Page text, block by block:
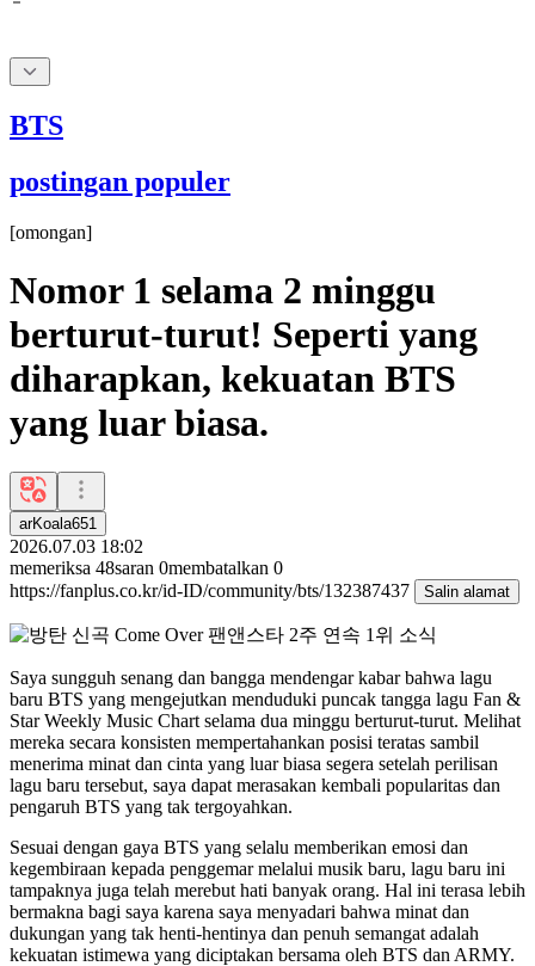
BTS
postingan populer
[omongan]
Nomor 1 selama 2 minggu
berturut-turut! Seperti yang
diharapkan, kekuatan BTS
yang luar biasa.
arKoala651
2026.07.03 18:02
memeriksa 48saran 0membatalkan 0
https://fanplus.co.kr/id-ID/community/bts/132387437
Salin alamat
Saya sungguh senang dan bangga mendengar kabar bahwa lagu
baru BTS yang mengejutkan menduduki puncak tangga lagu Fan &
Star Weekly Music Chart selama dua minggu berturut-turut. Melihat
mereka secara konsisten mempertahankan posisi teratas sambil
menerima minat dan cinta yang luar biasa segera setelah perilisan
lagu baru tersebut, saya dapat merasakan kembali popularitas dan
pengaruh BTS yang tak tergoyahkan.
Sesuai dengan gaya BTS yang selalu memberikan emosi dan
kegembiraan kepada penggemar melalui musik baru, lagu baru ini
tampaknya juga telah merebut hati banyak orang. Hal ini terasa lebih
bermakna bagi saya karena saya menyadari bahwa minat dan
dukungan yang tak henti-hentinya dan penuh semangat adalah
kekuatan istimewa yang diciptakan bersama oleh BTS dan ARMY.